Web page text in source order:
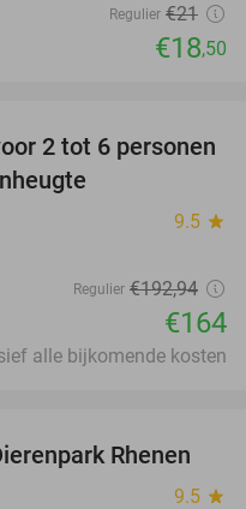
Regulier €21
€18,50
15%
2 tot 6 personen
9.5 star
Regulier €192,94
€164
alle bijkomende kosten
19%
Rhenen
9.5 star